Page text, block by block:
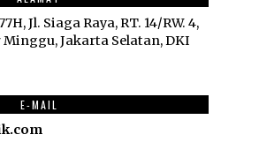
Jl. Siaga Raya, RT. 14/RW. 4,
Jakarta Selatan, DKI
E-MAIL